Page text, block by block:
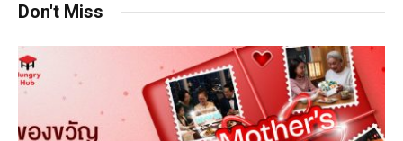
Don't Miss